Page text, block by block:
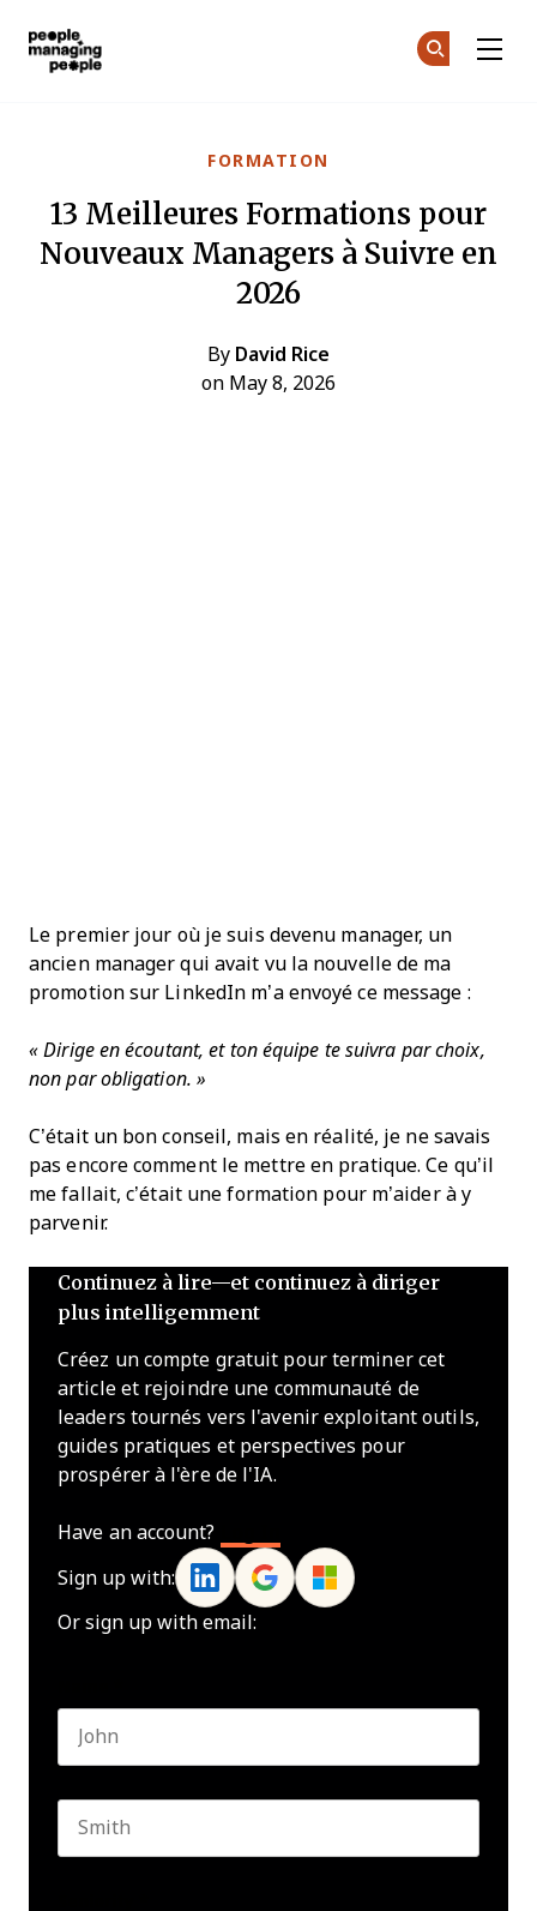
FORMATION
13 Meilleures Formations pour
Nouveaux Managers à Suivre en
2026
By David Rice
on May 8, 2026
Le premier jour où je suis devenu manager, un
ancien manager qui avait vu la nouvelle de ma
promotion sur LinkedIn m’a envoyé ce message :
« Dirige en écoutant, et ton équipe te suivra par choix,
non par obligation. »
C’était un bon conseil, mais en réalité, je ne savais
pas encore comment le mettre en pratique. Ce qu’il
me fallait, c’était une formation pour m’aider à y
parvenir.
Continuez à lire—et continuez à diriger
plus intelligemment
Créez un compte gratuit pour terminer cet
article et rejoindre une communauté de
leaders tournés vers l'avenir exploitant outils,
guides pratiques et perspectives pour
prospérer à l'ère de l'IA.
Have an account?
Sign up with:
Or sign up with email: